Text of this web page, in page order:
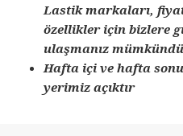
Lastik markaları,
özellikler için bizlere
ulaşmanız
Hafta içi ve hafta sonu
yerimiz açıktır